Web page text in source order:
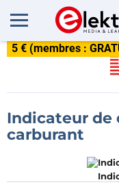
5 € (membres :
Indicateur de
carburant